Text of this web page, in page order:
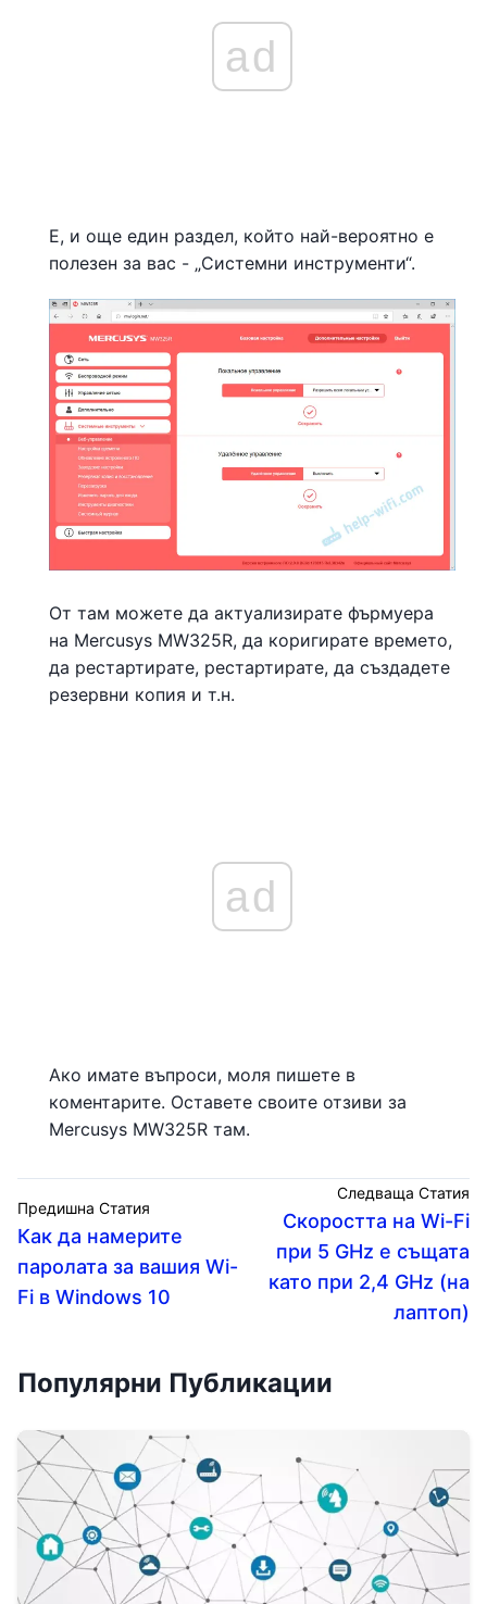
ad
Е, и още един раздел, който най-вероятно е
полезен за вас - „Системни инструменти“.
От там можете да актуализирате фърмуера
на Mercusys MW325R, да коригирате времето,
да рестартирате, рестартирате, да създадете
резервни копия и т.н.
ad
Ако имате въпроси, моля пишете в
коментарите. Оставете своите отзиви за
Mercusys MW325R там.
Предишна Статия
Как да намерите
паролата за вашия Wi-
Fi в Windows 10
Следваща Статия
Скоростта на Wi-Fi
при 5 GHz е същата
като при 2,4 GHz (на
лаптоп)
Популярни Публикации